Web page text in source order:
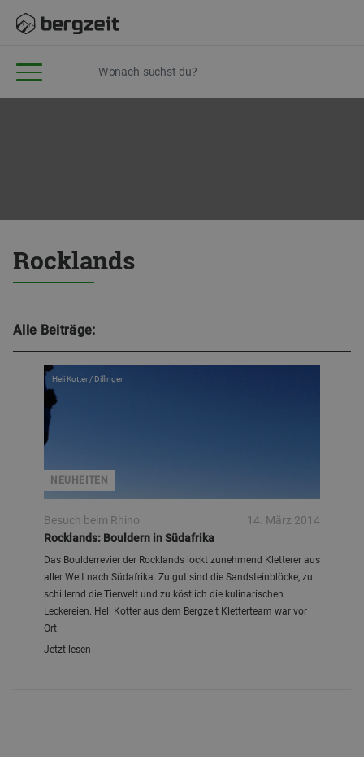
Rocklands
Alle Beiträge:
NEUHEITEN
Heli Kotter / Dillinger
Besuch beim Rhino
14. März 2014
Rocklands: Bouldern in Südafrika
Das Boulderrevier der Rocklands lockt zunehmend Kletterer aus
aller Welt nach Südafrika. Zu gut sind die Sandsteinblöcke, zu
schillernd die Tierwelt und zu köstlich die kulinarischen
Leckereien. Heli Kotter aus dem Bergzeit Kletterteam war vor
Ort.
Jetzt lesen